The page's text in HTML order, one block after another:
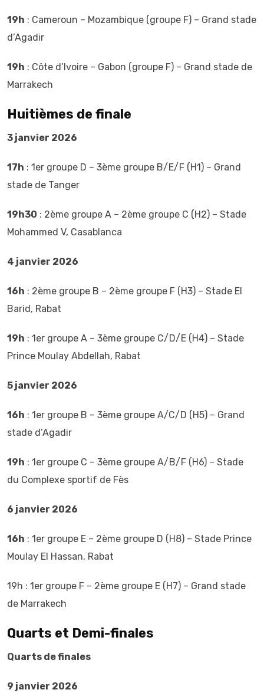
19h : Cameroun – Mozambique (groupe F) – Grand stade
d’Agadir
19h : Côte d’Ivoire – Gabon (groupe F) – Grand stade de
Marrakech
Huitièmes de finale
3 janvier 2026
17h : 1er groupe D – 3ème groupe B/E/F (H1) – Grand
stade de Tanger
19h30 : 2ème groupe A – 2ème groupe C (H2) – Stade
Mohammed V, Casablanca
4 janvier 2026
16h : 2ème groupe B – 2ème groupe F (H3) – Stade El
Barid, Rabat
19h : 1er groupe A – 3ème groupe C/D/E (H4) – Stade
Prince Moulay Abdellah, Rabat
5 janvier 2026
16h : 1er groupe B – 3ème groupe A/C/D (H5) – Grand
stade d’Agadir
19h : 1er groupe C – 3ème groupe A/B/F (H6) – Stade
du Complexe sportif de Fès
6 janvier 2026
16h : 1er groupe E – 2ème groupe D (H8) – Stade Prince
Moulay El Hassan, Rabat
19h : 1er groupe F – 2ème groupe E (H7) – Grand stade
de Marrakech
Quarts et Demi-finales
Quarts de finales
9 janvier 2026